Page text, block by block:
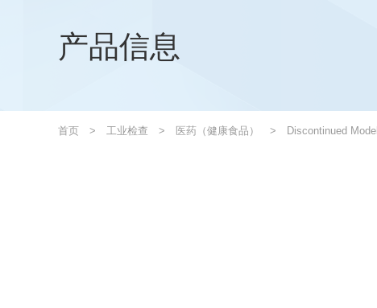
产品信息
首页 工业检查 医药（健康食品） Discontinued Model